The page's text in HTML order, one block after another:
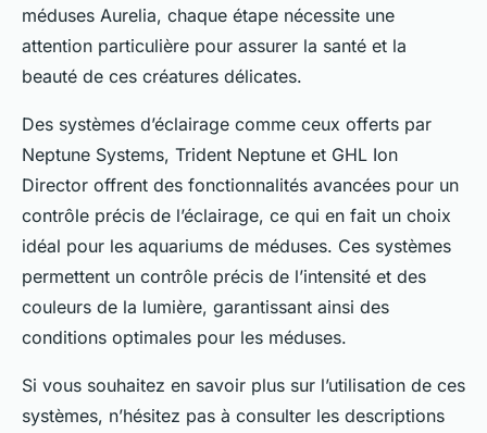
méduses Aurelia, chaque étape nécessite une
attention particulière pour assurer la santé et la
beauté de ces créatures délicates.
Des systèmes d’éclairage comme ceux offerts par
Neptune Systems, Trident Neptune et GHL Ion
Director offrent des fonctionnalités avancées pour un
contrôle précis de l’éclairage, ce qui en fait un choix
idéal pour les aquariums de méduses. Ces systèmes
permettent un contrôle précis de l’intensité et des
couleurs de la lumière, garantissant ainsi des
conditions optimales pour les méduses.
Si vous souhaitez en savoir plus sur l’utilisation de ces
systèmes, n’hésitez pas à consulter les descriptions